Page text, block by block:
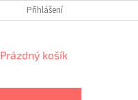
Přihlášení
NÁKUPNÍ
Prázdný košík